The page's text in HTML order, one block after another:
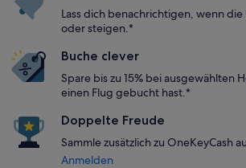
Lass dich benachrichtigen, wenn
oder steigen.*
Buche clever
Spare bis zu 15% bei ausgewählten
einen Flug gebucht hast.*
Doppelte Freude
Sammle zusätzlich zu OneKeyCash
Anmelden